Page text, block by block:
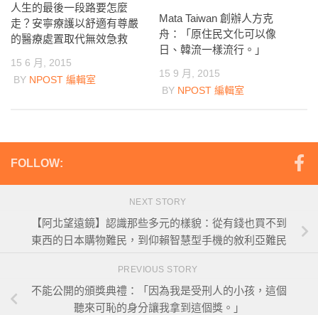
人生的最後一段路要怎麼
走？安寧療護以舒適有尊嚴
的醫療處置取代無效急救
15 6 月, 2015
BY NPOST 編輯室
Mata Taiwan 創辦人方克
舟：「原住民文化可以像
日、韓流一樣流行。」
15 9 月, 2015
BY NPOST 編輯室
FOLLOW:
NEXT STORY
【阿北望遠鏡】認識那些多元的樣貌：從有錢也買不到
東西的日本購物難民，到仰賴智慧型手機的敘利亞難民
PREVIOUS STORY
不能公開的頒獎典禮：「因為我是受刑人的小孩，這個
聽來可恥的身分讓我拿到這個獎。」